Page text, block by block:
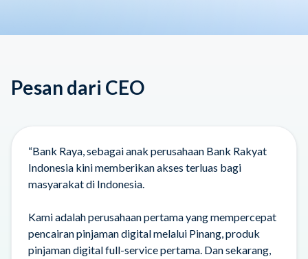
Pesan dari CEO
“Bank Raya, sebagai anak perusahaan Bank Rakyat
Indonesia kini memberikan akses terluas bagi
masyarakat di Indonesia.
Kami adalah perusahaan pertama yang mempercepat
pencairan pinjaman digital melalui Pinang, produk
pinjaman digital full-service pertama. Dan sekarang,